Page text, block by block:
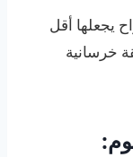
يجعلها أقل
خرسانية